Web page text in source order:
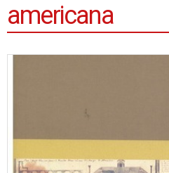
americana